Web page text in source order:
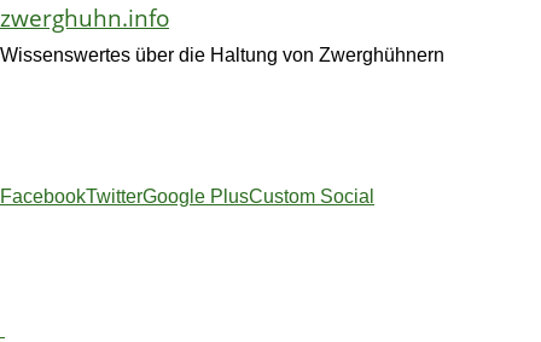
zwerghuhn.info
Wissenswertes über die Haltung von Zwerghühnern
FacebookTwitterGoogle PlusCustom Social
siamesisches